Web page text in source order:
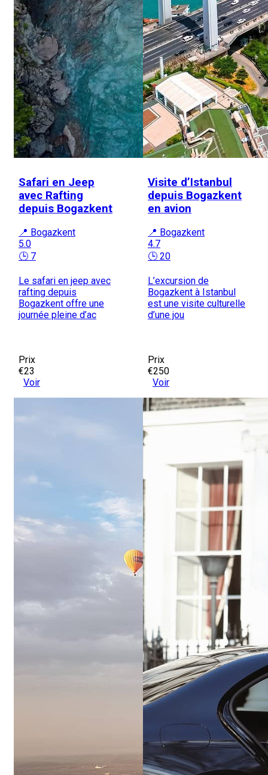
Safari en Jeep
avec Rafting
depuis Bogazkent
📍 Bogazkent
5.0
🕒 7
Le safari en jeep avec
rafting depuis
Bogazkent offre une
journée pleine d’ac
Prix
€23
Voir
Visite d’Istanbul
depuis Bogazkent
en avion
📍 Bogazkent
4.7
🕒 20
L’excursion de
Bogazkent à Istanbul
est une visite culturelle
d’une jou
Prix
€250
Voir